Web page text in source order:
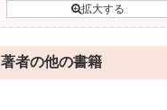
著者の他の書籍